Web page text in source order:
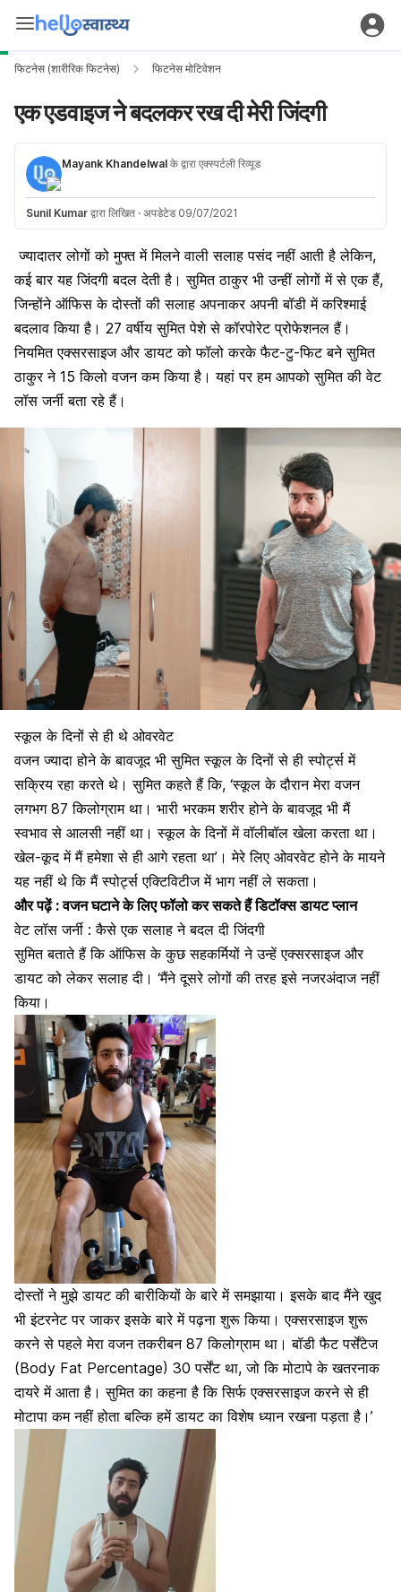
फिटनेस (शारीरिक फिटनेस) फिटनेस मोटिवेशन
एक एडवाइज ने बदलकर रख दी मेरी जिंदगी
Mayank Khandelwal के द्वारा एक्स्पर्टली रिव्यूड
Sunil Kumar द्वारा लिखित · अपडेटेड 09/07/2021
ज्यादातर लोगों को मुफ्त में मिलने वाली सलाह पसंद नहीं आती है लेकिन,
कई बार यह जिंदगी बदल देती है। सुमित ठाकुर भी उन्हीं लोगों में से एक हैं,
जिन्होंने ऑफिस के दोस्तों की सलाह अपनाकर अपनी बॉडी में करिश्माई
बदलाव किया है। 27 वर्षीय सुमित पेशे से कॉरपोरेट प्रोफेशनल हैं।
नियमित एक्सरसाइज और डायट को फॉलो करके फैट-टु-फिट बने सुमित
ठाकुर ने 15 किलो वजन कम किया है। यहां पर हम आपको सुमित की वेट
लॉस जर्नी बता रहे हैं।
स्कूल के दिनों से ही थे ओवरवेट
वजन ज्यादा होने के बावजूद भी सुमित स्कूल के दिनों से ही स्पोर्ट्स में
सक्रिय रहा करते थे। सुमित कहते हैं कि, ‘स्कूल के दौरान मेरा वजन
लगभग 87 किलोग्राम था। भारी भरकम शरीर होने के बावजूद भी मैं
स्वभाव से आलसी नहीं था। स्कूल के दिनों में वॉलीबॉल खेला करता था।
खेल-कूद में मैं हमेशा से ही आगे रहता था’। मेरे लिए ओवरवेट होने के मायने
यह नहीं थे कि मैं स्पोर्ट्स एक्टिविटीज में भाग नहीं ले सकता।
और पढ़ें :वजन घटाने के लिए फॉलो कर सकते हैं डिटॉक्स डायट प्लान
वेट लॉस जर्नी : कैसे एक सलाह ने बदल दी जिंदगी
सुमित बताते हैं कि ऑफिस के कुछ सहकर्मियों ने उन्हें एक्सरसाइज और
डायट को लेकर सलाह दी। ‘मैंने दूसरे लोगों की तरह इसे नजरअंदाज नहीं
किया।
दोस्तों ने मुझे डायट की बारीकियों के बारे में समझाया। इसके बाद मैंने खुद
भी इंटरनेट पर जाकर इसके बारे में पढ़ना शुरू किया। एक्सरसाइज शुरू
करने से पहले मेरा वजन तकरीबन 87 किलोग्राम था। बॉडी फैट पर्सेंटेज
(Body Fat Percentage) 30 पर्सेंट था, जो कि मोटापे के खतरनाक
दायरे में आता है। सुमित का कहना है कि सिर्फ एक्सरसाइज करने से ही
मोटापा कम नहीं होता बल्कि हमें डायट का विशेष ध्यान रखना पड़ता है।’